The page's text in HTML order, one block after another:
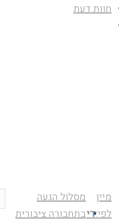
חוות דעת
מסלול הגעה
בתחבורה ציבורית
מיין
לפי:די